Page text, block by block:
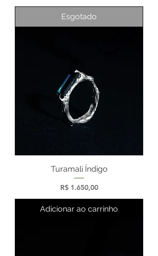
Esgotado
Turamali Índigo
Preço
R$ 1.650,00
Adicionar ao carrinho